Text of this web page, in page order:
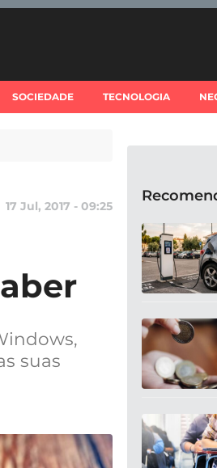
SOCIEDADE TECNOLOGIA
17 Jul, 2017 - 09:25
suas